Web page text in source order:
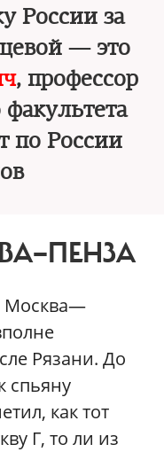
России за
— это
, профессор
по России
Москва—
Рязани. До
спьяну
как тот
Г, то ли из